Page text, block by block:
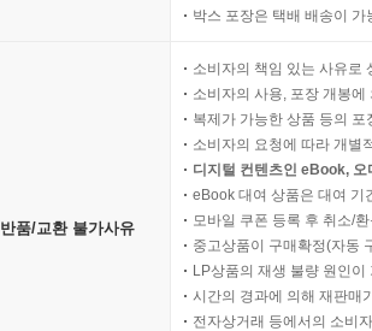
박스 포장은 택배 배송이
반품/교환 불가사유
소비자의 책임 있는 사유로
소비자의 사용, 포장 개봉
복제가 가능한 상품 등의
소비자의 요청에 따라 개별
디지털 컨텐츠인 eBook,
eBook 대여 상품은 대여 기
모바일 쿠폰 등록 후 취소/
중고상품이 구매확정(자동
LP상품의 재생 불량 원인
시간의 경과에 의해 재판매
전자상거래 등에서의 소비